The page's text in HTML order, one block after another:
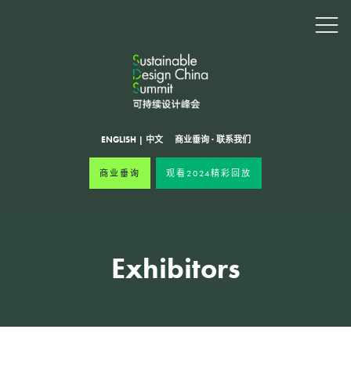
ENGLISH | 中文 商业垂询· 联系我们
商业垂询 观看2024精彩回放
Exhibitors